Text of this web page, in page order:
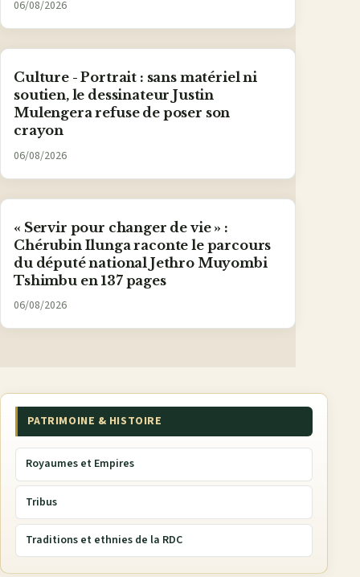
06/08/2026
Culture - Portrait : sans matériel ni
soutien, le dessinateur Justin
Mulengera refuse de poser son
crayon
06/08/2026
« Servir pour changer de vie » :
Chérubin Ilunga raconte le parcours
du député national Jethro Muyombi
Tshimbu en 137 pages
06/08/2026
PATRIMOINE & HISTOIRE
Royaumes et Empires
Tribus
Traditions et ethnies de la RDC